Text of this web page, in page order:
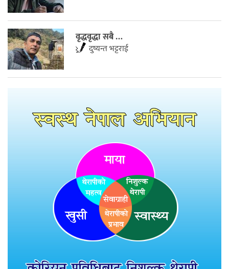
वृद्धवृद्धा सबै …
दुष्यन्त भट्टराई